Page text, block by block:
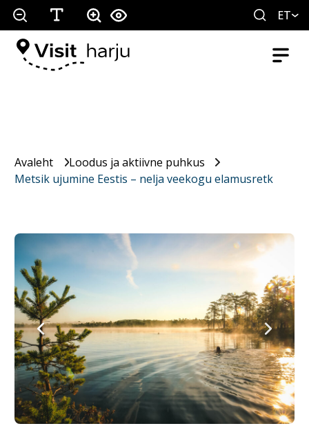
ET
Avaleht
Loodus ja aktiivne puhkus
Metsik ujumine Eestis – nelja veekogu elamusretk